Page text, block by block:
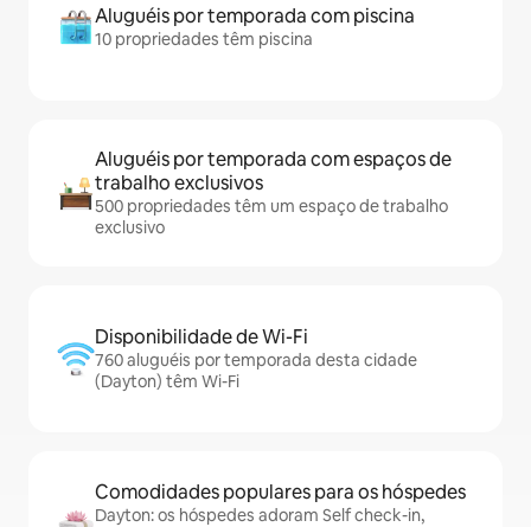
Aluguéis por temporada com piscina
10 propriedades têm piscina
Aluguéis por temporada com espaços de
trabalho exclusivos
500 propriedades têm um espaço de trabalho
exclusivo
Disponibilidade de Wi-Fi
760 aluguéis por temporada desta cidade
(Dayton) têm Wi-Fi
Comodidades populares para os hóspedes
Dayton: os hóspedes adoram Self check-in,